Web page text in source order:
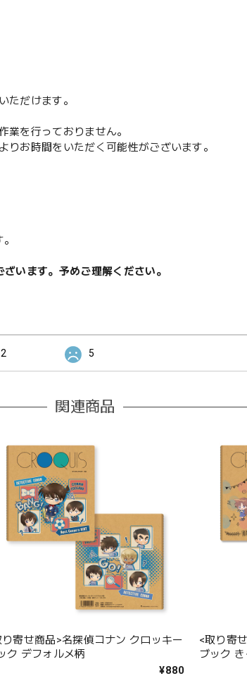
ただけます。
を行っておりません。
お時間をいただく可能性がございます。
います。予めご理解ください。
2 5
関連商品
り寄せ商品>名探偵コナン クロッキー
ク デフォルメ柄
¥880
<取り寄
ブック